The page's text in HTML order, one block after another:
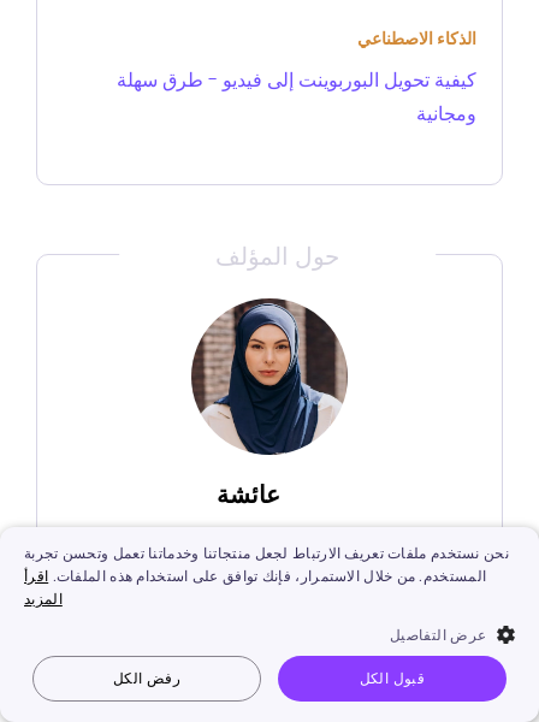
الذكاء الاصطناعي
كيفية تحويل البوربوينت إلى فيديو - طرق سهلة
ومجانية
حول المؤلف
عائشة
تشتغل عائشة بكاتب تحسين محركات
البحث (SEO) منذ سبتمبر 2018، واشتمل
المتعلقة بصناعة الفيديو. على وشك أن
يقرب من 5 خمس سنوات، بذلت كل
طاقتها وحماسها ومهنيتها في البحث عن
Vidnoz AI جعل الصورة تتكلم صورة إلى فيديو نص إلى فيديو
نحن نستخدم ملفات تعريف الارتباط لجعل منتجاتنا وخدماتنا تعمل وتحسن تجربة
المستخدم. من خلال الاستمرار، فإنك توافق على استخدام هذه الملفات. اقرأ
المزيد
عرض التفاصيل
قبول الكل رفض الكل